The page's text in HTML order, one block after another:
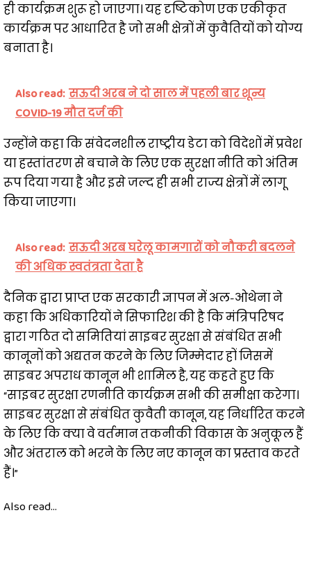
ही कार्यक्रम शुरू हो जाएगा। यह दृष्टिकोण एक एकीकृत
कार्यक्रम पर आधारित है जो सभी क्षेत्रों में कुवैतियों को योग्य
बनाता है।
Also read: सऊदी अरब ने दो साल में पहली बार शून्य
COVID-19 मौत दर्ज की
उन्होंने कहा कि संवेदनशील राष्ट्रीय डेटा को विदेशों में प्रवेश
या हस्तांतरण से बचाने के लिए एक सुरक्षा नीति को अंतिम
रूप दिया गया है और इसे जल्द ही सभी राज्य क्षेत्रों में लागू
किया जाएगा।
Also read: सऊदी अरब घरेलू कामगारों को नौकरी बदलने
की अधिक स्वतंत्रता देता है
दैनिक द्वारा प्राप्त एक सरकारी ज्ञापन में अल-ओथेना ने
कहा कि अधिकारियों ने सिफारिश की है कि मंत्रिपरिषद
द्वारा गठित दो समितियां साइबर सुरक्षा से संबंधित सभी
कानूनों को अद्यतन करने के लिए जिम्मेदार हों जिसमें
साइबर अपराध कानून भी शामिल है, यह कहते हुए कि
“साइबर सुरक्षा रणनीति कार्यक्रम सभी की समीक्षा करेगा।
साइबर सुरक्षा से संबंधित कुवैती कानून, यह निर्धारित करने
के लिए कि क्या वे वर्तमान तकनीकी विकास के अनुकूल हैं
और अंतराल को भरने के लिए नए कानून का प्रस्ताव करते
हैं।”
Also read...